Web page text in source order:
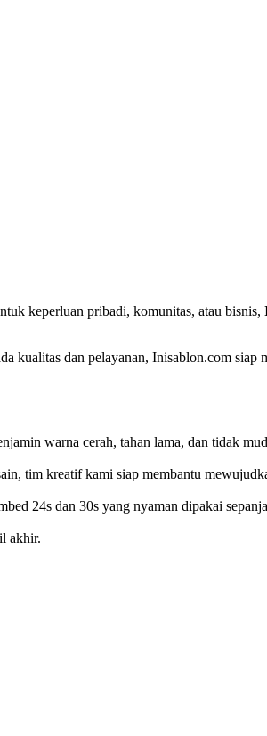
keperluan pribadi, komunitas, atau bisnis,
kualitas dan pelayanan, Inisablon.com siap
warna cerah, tahan lama, dan tidak
tim kreatif kami siap membantu
24s dan 30s yang nyaman dipakai
akhir.